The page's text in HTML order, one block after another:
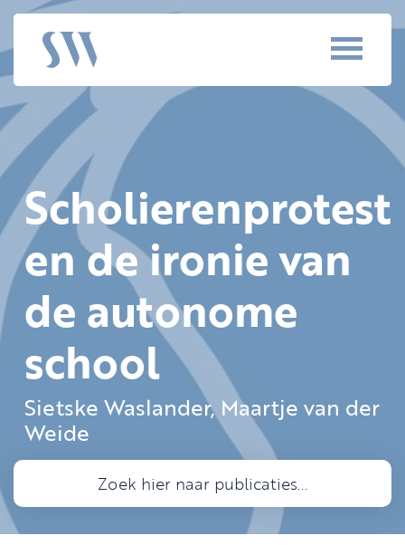
Scholierenprotest
en de ironie van
de autonome
school
Sietske Waslander, Maartje van der
Weide